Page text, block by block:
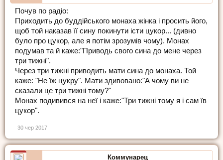
Почув по радіо:
Приходить до буддійського монаха жінка і просить його,
щоб той наказав її сину покинути істи цукор... (дивно
було про цукор, але я потім зрозумів чому). Монах
подумав та й каже:"Приводь свого сина до мене через
три тижні".
Через три тижні приводить мати сина до монаха. Той
каже: "Не їж цукру". Мати здивовано:"А чому ви не
сказали це три тижні тому?"
Монах подивився на неї і каже:"Три тижні тому я і сам їв
цукор".
30 чер 2017
Коммунарец